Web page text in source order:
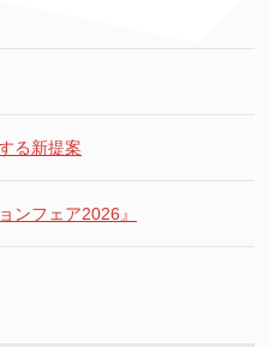
る新提案
ンフェア2026』